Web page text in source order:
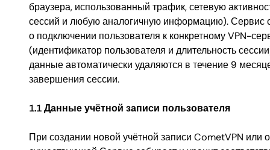
браузера, использованный трафик, сетевую
сессий и любую аналогичную информацию). Сервис
о подключении пользователя к конкретному VPN-
(идентификатор пользователя и длительность
данные автоматически удаляются в течение 9
завершения сессии.
1.1 Данные учётной записи пользователя
При создании новой учётной записи CometVPN или